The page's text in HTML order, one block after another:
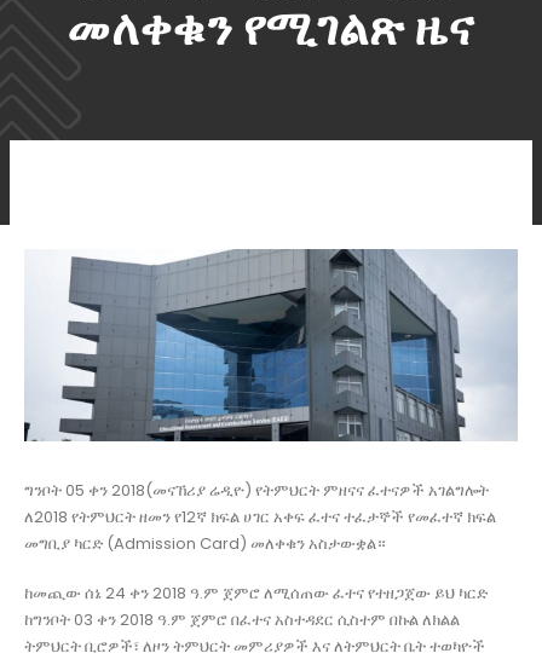
መለቀቁን የሚገልጽ ዜና
ግንቦት 05 ቀን 2018(መናኸሪያ ሬዲዮ) የትምህርት ምዘናና ፈተናዎች አገልግሎት
ለ2018 የትምህርት ዘመን የ12ኛ ክፍል ሀገር አቀፍ ፈተና ተፈታኞች የመፈተኛ ክፍል
መግቢያ ካርድ (Admission Card) መለቀቁን አስታውቋል።
ከመጪው ሰኔ 24 ቀን 2018 ዓ.ም ጀምሮ ለሚሰጠው ፈተና የተዘጋጀው ይህ ካርድ
ከግንቦት 03 ቀን 2018 ዓ.ም ጀምሮ በፈተና አስተዳደር ሲስተም በኩል ለክልል
ትምህርት ቢሮዎች፣ ለዞን ትምህርት መምሪያዎች እና ለትምህርት ቤት ተወካዮች